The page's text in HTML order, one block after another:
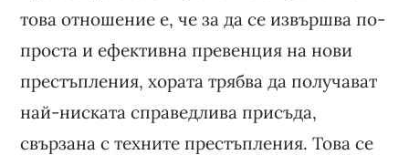
това отношение е, че за да се извършва по-
проста и ефективна превенция на нови
престъпления, хората трябва да получават
най-ниската справедлива присъда,
свързана с техните престъпления. Това се